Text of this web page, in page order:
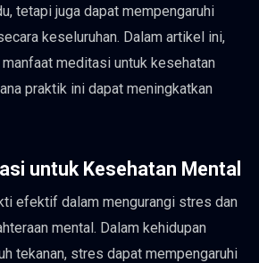
tetapi juga dapat mempengaruhi
keseluruhan. Dalam artikel ini,
manfaat meditasi untuk kesehatan
praktik ini dapat meningkatkan
untuk Kesehatan Mental
efektif dalam mengurangi stres dan
mental. Dalam kehidupan
tekanan, stres dapat mempengaruhi